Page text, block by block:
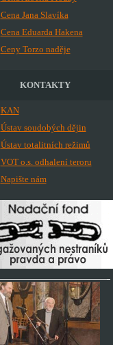
Cena Jana Slavíka
Cena Eduarda Hakena
Ceny Torzo naděje
KONTAKTY
KAN
Ústav soudobých dějin
Ústav totalitních režimů
VOT o.s. odhalení teroru
Napište nám